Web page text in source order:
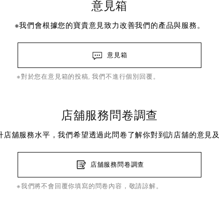
意見箱
※我們會根據您的寶貴意見致力改善我們的產品與服務。
意見箱
※對於您在意見箱的投稿, 我們不進行個別回覆。
店舖服務問卷調查
店舖服務水平，我們希望透過此問卷了解你對到訪店舖的意見
店舖服務問卷調查
※我們將不會回覆你填寫的問卷內容，敬請諒解。